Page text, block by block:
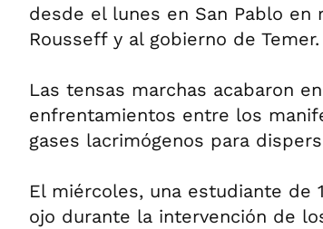
desde el lunes en San Pablo en
Rousseff y al gobierno de Temer.
Las tensas marchas acabaron
enfrentamientos entre los
gases lacrimógenos para
El miércoles, una estudiante de
ojo durante la intervención de